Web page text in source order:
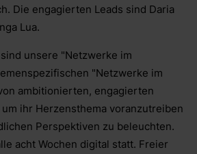
Die engagierten Leads sind Daria
Lua.
unsere "Netzwerke im
"Netzwerke im
ambitionierten, engagierten
ihr Herzensthema voranzutreiben
Perspektiven zu beleuchten.
acht Wochen digital statt. Freier